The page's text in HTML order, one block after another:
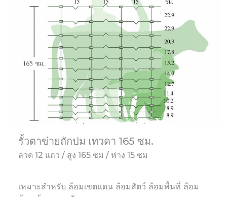
รั้วตาข่ายถักปม เทวดา 165 ซม.
ลวด 12 แถว / สูง 165 ซม / ห่าง 15 ซม
เหมาะสำหรับ ล้อมเขตแดน ล้อมสัตว์ ล้อมพื้นที่ ล้อม